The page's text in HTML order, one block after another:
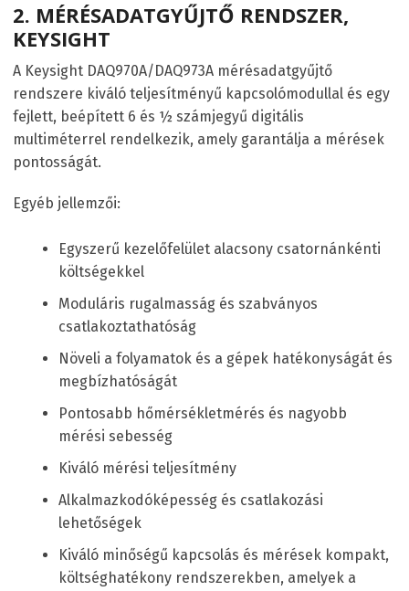
2. MÉRÉSADATGYŰJTŐ RENDSZER,
KEYSIGHT
A Keysight DAQ970A/DAQ973A mérésadatgyűjtő
rendszere kiváló teljesítményű kapcsolómodullal és egy
fejlett, beépített 6 és ½ számjegyű digitális
multiméterrel rendelkezik, amely garantálja a mérések
pontosságát.
Egyéb jellemzői:
Egyszerű kezelőfelület alacsony csatornánkénti
költségekkel
Moduláris rugalmasság és szabványos
csatlakoztathatóság
Növeli a folyamatok és a gépek hatékonyságát és
megbízhatóságát
Pontosabb hőmérsékletmérés és nagyobb
mérési sebesség
Kiváló mérési teljesítmény
Alkalmazkodóképesség és csatlakozási
lehetőségek
Kiváló minőségű kapcsolás és mérések kompakt,
költséghatékony rendszerekben, amelyek a